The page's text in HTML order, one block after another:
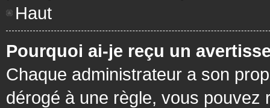
Haut
Pourquoi ai-je reçu un
Chaque administrateur a son
dérogé à une règle, vous pouvez